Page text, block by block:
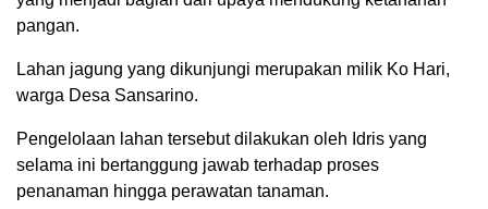
pangan.
Lahan jagung yang dikunjungi merupakan milik Ko Hari,
warga Desa Sansarino.
Pengelolaan lahan tersebut dilakukan oleh Idris yang
selama ini bertanggung jawab terhadap proses
penanaman hingga perawatan tanaman.